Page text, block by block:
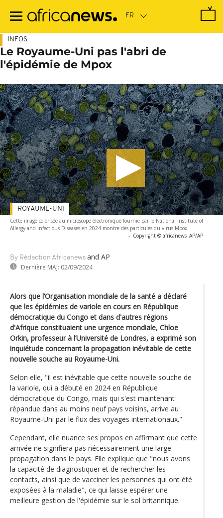
contenu
INFOS
Le Royaume-Uni pas l'abri de
l'épidémie de Mpox
Cette image colorisée au microscope électronique fournie par le National Institute of
Allergy and Infectious Diseases en 2024 montre des particules du virus Mpox
- Copyright © africanews AP/AP
By Rédaction Africanews and AP
Dernière MAJ: 02/09/2024
ROYAUME-UNI
Alors que l’Organisation mondiale de la santé a déclaré
que les épidémies de variole en cours en République
démocratique du Congo et dans d'autres régions
d'Afrique constituaient une urgence mondiale, Chloe
Orkin, professeur à l’Université de Londres, a exprimé son
inquiétude concernant la propagation inévitable de cette
nouvelle souche au Royaume-Uni.
Selon elle, "il est inévitable que cette nouvelle souche de
la variole, qui a débuté en 2024 en République
démocratique du Congo, mais qui s'est maintenant
répandue dans au moins neuf pays voisins, arrive au
Royaume-Uni par le flux des voyages internationaux."
Cependant, elle nuance ses propos en affirmant que cette
arrivée ne signifiera pas nécessairement une large
propagation dans le pays. Elle explique que "nous avons
la capacité de diagnostiquer et de rechercher les
contacts, ainsi que de vacciner les personnes qui ont été
exposées à la maladie", ce qui laisse espérer une
meilleure gestion de l'épidémie sur le sol britannique.